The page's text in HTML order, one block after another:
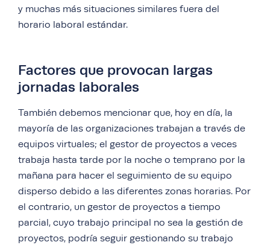
y muchas más situaciones similares fuera del
horario laboral estándar.
Factores que provocan largas
jornadas laborales
También debemos mencionar que, hoy en día, la
mayoría de las organizaciones trabajan a través de
equipos virtuales; el gestor de proyectos a veces
trabaja hasta tarde por la noche o temprano por la
mañana para hacer el seguimiento de su equipo
disperso debido a las diferentes zonas horarias. Por
el contrario, un gestor de proyectos a tiempo
parcial, cuyo trabajo principal no sea la gestión de
proyectos, podría seguir gestionando su trabajo